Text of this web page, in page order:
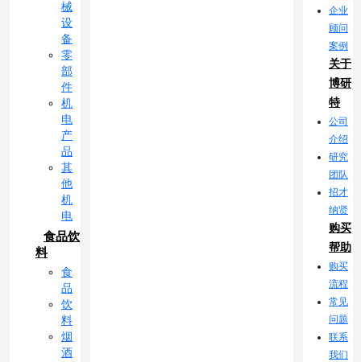
械
设
备
零
部
件
机
电
产
品
其
他
机
电
食品饮
料
食
品
饮
料
烟
酒
企业
顾问
案例
关于
博研
特
公司
介绍
研究
团队
招才
纳贤
购买
帮助
购买
流程
常见
问题
联系
我们